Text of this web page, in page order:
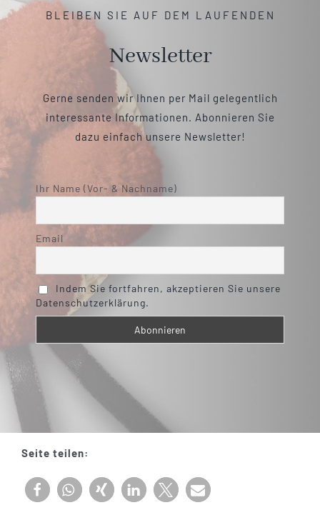
BLEIBEN SIE AUF DEM LAUFENDEN
Newsletter
Gerne senden wir Ihnen per Mail gelegentlich
interessante Informationen. Abonnieren Sie
dazu einfach unsere Newsletter!
Ihr Name (Vor- & Nachname)
Email
Indem Sie fortfahren, akzeptieren Sie unsere
Datenschutzerklärung.
Seite teilen: